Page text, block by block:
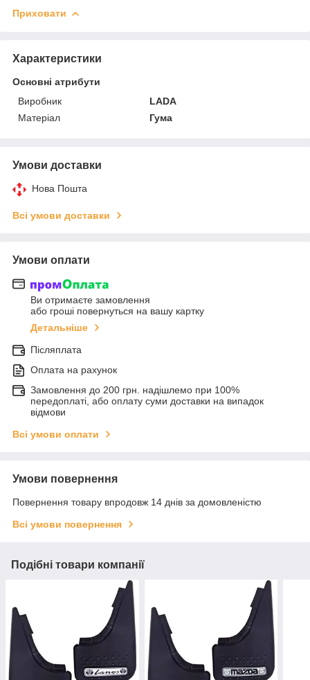
Приховати
Характеристики
Основні атрибути
Виробник
LADA
Матеріал
Гума
Умови доставки
Нова Пошта
Всі умови доставки
Умови оплати
Ви отримаєте замовлення
або гроші повернуться на вашу картку
Детальніше
Післяплата
Оплата на рахунок
Замовлення до 200 грн. надішлемо при 100%
передоплаті, або оплату суми доставки на випадок
відмови
Всі умови оплати
Умови повернення
Повернення товару впродовж 14 днів за домовленістю
Всі умови повернення
Подібні товари компанії